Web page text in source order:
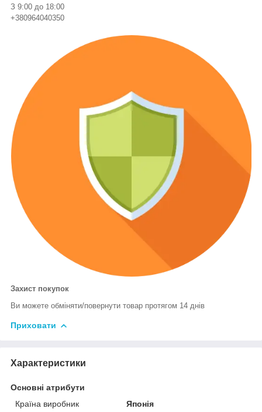
З 9:00 до 18:00
+380964040350
Захист покупок
Ви можете обміняти/повернути товар протягом 14 днів
Приховати
Характеристики
Основні атрибути
Країна виробник
Японія